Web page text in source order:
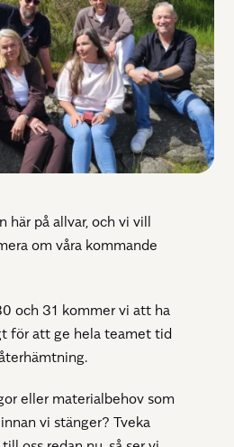
här på allvar, och vi vill
om våra kommande
och 31 kommer vi att ha
för att ge hela teamet tid
eller materialbehov som
vi stänger? Tveka